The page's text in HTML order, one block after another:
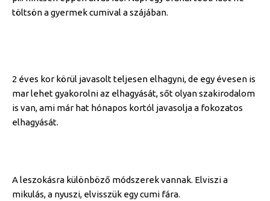
töltsön a gyermek cumival a szájában.
2 éves kor körül javasolt teljesen elhagyni, de egy évesen is
mar lehet gyakorolni az elhagyását, sőt olyan szakirodalom
is van, ami már hat hónapos kortól javasolja a fokozatos
elhagyását.
A leszokásra különböző módszerek vannak. Elviszi a
mikulás, a nyuszi, elvisszük egy cumi fára.